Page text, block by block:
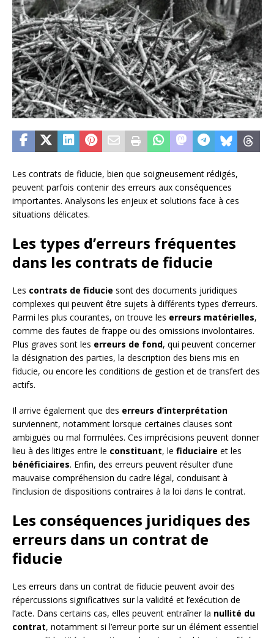
Les contrats de fiducie, bien que soigneusement rédigés,
peuvent parfois contenir des erreurs aux conséquences
importantes. Analysons les enjeux et solutions face à ces
situations délicates.
Les types d’erreurs fréquentes
dans les contrats de fiducie
Les contrats de fiducie sont des documents juridiques
complexes qui peuvent être sujets à différents types d’erreurs.
Parmi les plus courantes, on trouve les erreurs matérielles,
comme des fautes de frappe ou des omissions involontaires.
Plus graves sont les erreurs de fond, qui peuvent concerner
la désignation des parties, la description des biens mis en
fiducie, ou encore les conditions de gestion et de transfert des
actifs.
Il arrive également que des erreurs d’interprétation
surviennent, notamment lorsque certaines clauses sont
ambiguës ou mal formulées. Ces imprécisions peuvent donner
lieu à des litiges entre le constituant, le fiduciaire et les
bénéficiaires. Enfin, des erreurs peuvent résulter d’une
mauvaise compréhension du cadre légal, conduisant à
l’inclusion de dispositions contraires à la loi dans le contrat.
Les conséquences juridiques des
erreurs dans un contrat de
fiducie
Les erreurs dans un contrat de fiducie peuvent avoir des
répercussions significatives sur la validité et l’exécution de
l’acte. Dans certains cas, elles peuvent entraîner la nullité du
contrat, notamment si l’erreur porte sur un élément essentiel